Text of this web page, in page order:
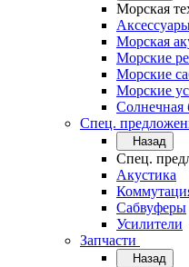
Морская
Морская
Морские
Морские
Морские
Солнечная
Спец.
Назад
Спец.
Акустика
Сабвуферы
Усилители
Запчасти
Назад